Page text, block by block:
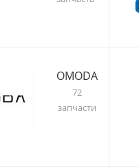
OMODA
72
запчасти